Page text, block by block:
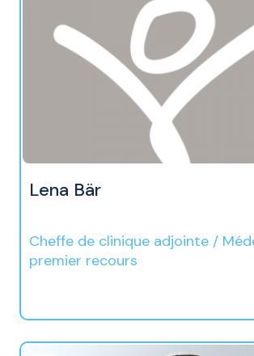
Lena Bär
Cheffe de clinique adjointe /
premier recours